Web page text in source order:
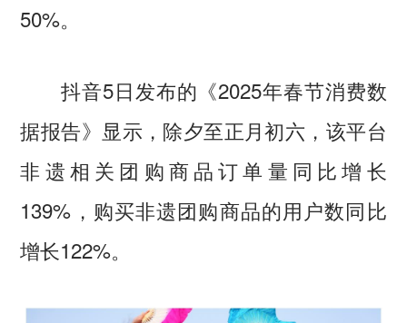
50%。
抖音5日发布的《2025年春节消费数
据报告》显示，除夕至正月初六，该平台
非遗相关团购商品订单量同比增长
139%，购买非遗团购商品的用户数同比
增长122%。